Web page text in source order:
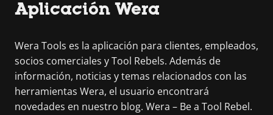
Aplicación Wera
Wera Tools es la aplicación para clientes, empleados,
socios comerciales y Tool Rebels. Además de
información, noticias y temas relacionados con las
herramientas Wera, el usuario encontrará
novedades en nuestro blog. Wera – Be a Tool Rebel.